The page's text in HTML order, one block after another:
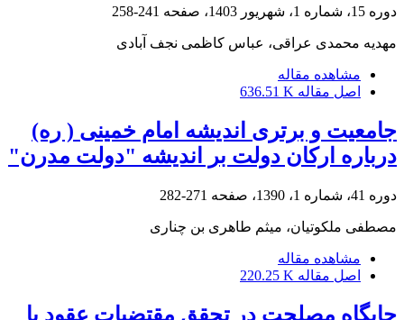
دوره 15، شماره 1، شهریور 1403، صفحه 241-258
مهدیه محمدی عراقی، عباس کاظمی نجف آبادی
مشاهده مقاله
اصل مقاله 636.51 K
جامعیت و برتری اندیشه امام خمینی ( ره)
درباره ارکان دولت بر اندیشه "دولت مدرن"
دوره 41، شماره 1، 1390، صفحه 271-282
مصطفی ملکوتیان، میثم طاهری بن چناری
مشاهده مقاله
اصل مقاله 220.25 K
جایگاه مصلحت در تحقق مقتضیات عقود با